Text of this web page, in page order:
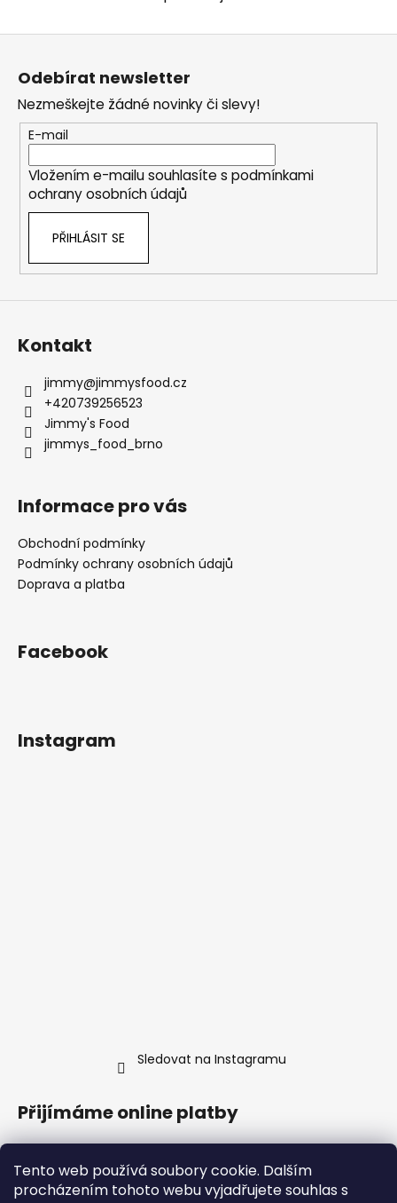
Tento web používá soubory cookie. Dalším
procházením tohoto webu vyjadřujete souhlas s
Z
Odebírat newsletter
Nezmeškejte žádné novinky či slevy!
E-mail
Vložením e-mailu souhlasíte s podmínkami
ochrany osobních údajů
PŘIHLÁSIT SE
Kontakt
jimmy@jimmysfood.cz
+420739256523
Jimmy's Food
jimmys_food_brno
Informace pro vás
Obchodní podmínky
Podmínky ochrany osobních údajů
Doprava a platba
Facebook
Instagram
Sledovat na Instagramu
Přijímáme online platby